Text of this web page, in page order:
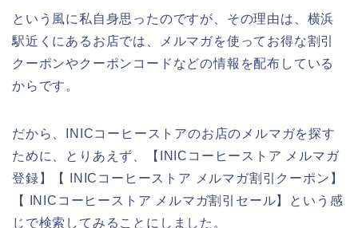
という風に私自身思ったのですが、その理由は、横浜
駅近くにあるお店では、メルマガを使ってお得な割引
クーポンやクーポンコードなどの情報を配布している
からです。
だから、INICコーヒーストアのお店のメルマガを探す
ために、とりあえず、【INICコーヒーストア メルマガ
登録】【 INICコーヒーストア メルマガ割引クーポン】
【 INICコーヒーストア メルマガ割引セール】という感
じで検索してみることにしました。